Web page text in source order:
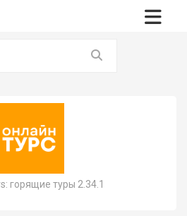
горящие туры 2.34.1